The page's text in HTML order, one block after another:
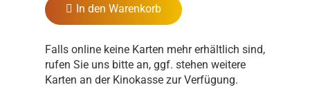
In den Warenkorb
Falls online keine Karten mehr erhältlich sind,
rufen Sie uns bitte an, ggf. stehen weitere
Karten an der Kinokasse zur Verfügung.